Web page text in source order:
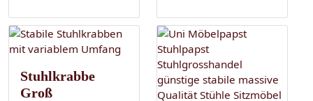
Stuhlkrabbe
Groß